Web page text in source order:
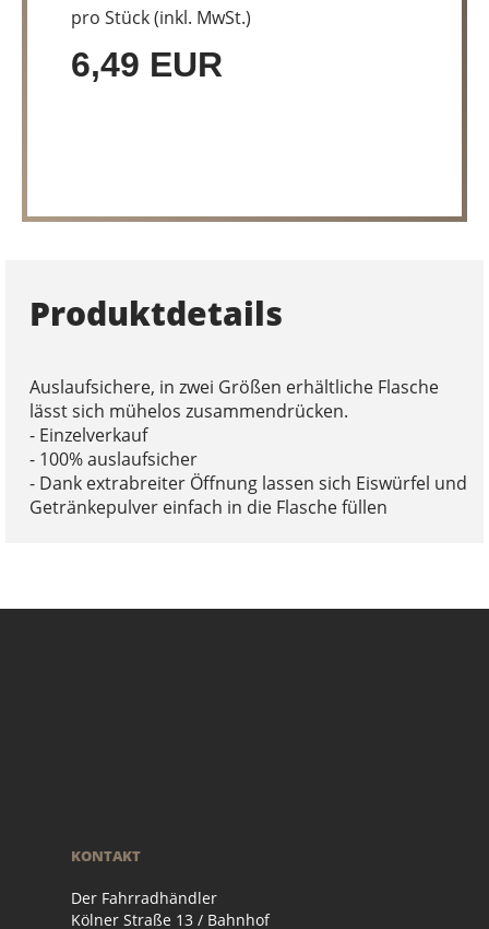
pro Stück (inkl. MwSt.)
6,49 EUR
Produktdetails
Auslaufsichere, in zwei Größen erhältliche Flasche
lässt sich mühelos zusammendrücken.
- Einzelverkauf
- 100% auslaufsicher
- Dank extrabreiter Öffnung lassen sich Eiswürfel und
Getränkepulver einfach in die Flasche füllen
KONTAKT
Der Fahrradhändler
Kölner Straße 13 / Bahnhof